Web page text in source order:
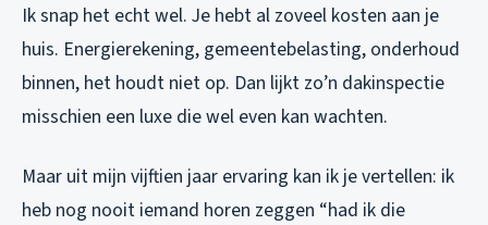
Ik snap het echt wel. Je hebt al zoveel kosten aan je
huis. Energierekening, gemeentebelasting, onderhoud
binnen, het houdt niet op. Dan lijkt zo’n dakinspectie
misschien een luxe die wel even kan wachten.
Maar uit mijn vijftien jaar ervaring kan ik je vertellen: ik
heb nog nooit iemand horen zeggen “had ik die